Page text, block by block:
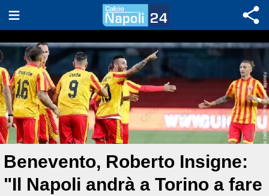
Benevento, Roberto Insigne:
"Il Napoli andrà a Torino a fare